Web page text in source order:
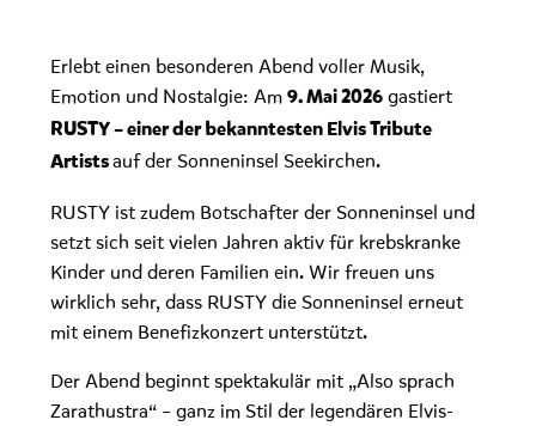
Erlebt einen besonderen Abend voller Musik,
Emotion und Nostalgie: Am 9. Mai 2026 gastiert
RUSTY – einer der bekanntesten Elvis Tribute
Artistsauf der Sonneninsel Seekirchen.
RUSTY ist zudem Botschafter der Sonneninsel und
setzt sich seit vielen Jahren aktiv für krebskranke
Kinder und deren Familien ein. Wir freuen uns
wirklich sehr, dass RUSTY die Sonneninsel erneut
mit einem Benefizkonzert unterstützt.
Der Abend beginnt spektakulär mit „Also sprach
Zarathustra“ – ganz im Stil der legendären Elvis-